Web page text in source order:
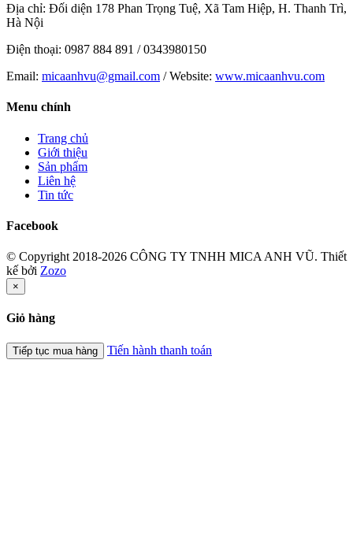
Địa chỉ: Đối diện 178 Phan Trọng Tuệ, Xã Tam Hiệp, H. Thanh Trì,
Hà Nội
Điện thoại: 0987 884 891 / 0343980150
Email: micaanhvu@gmail.com / Website: www.micaanhvu.com
Menu chính
Trang chủ
Giới thiệu
Sản phẩm
Liên hệ
Tin tức
Facebook
© Copyright 2018-2026 CÔNG TY TNHH MICA ANH VŨ. Thiết
kế bởi Zozo
×
Giỏ hàng
Tiếp tục mua hàng Tiến hành thanh toán